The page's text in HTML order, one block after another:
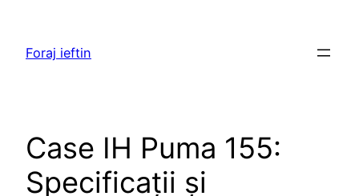
content
Foraj ieftin
Case IH Puma 155:
Specificații și